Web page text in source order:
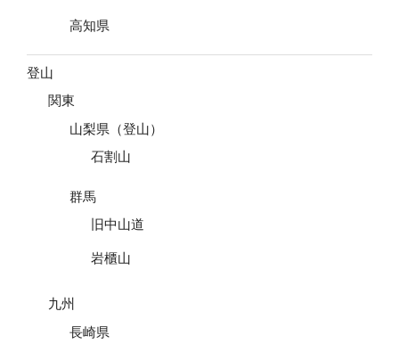
高知県
登山
関東
山梨県（登山）
石割山
群馬
旧中山道
岩櫃山
九州
長崎県